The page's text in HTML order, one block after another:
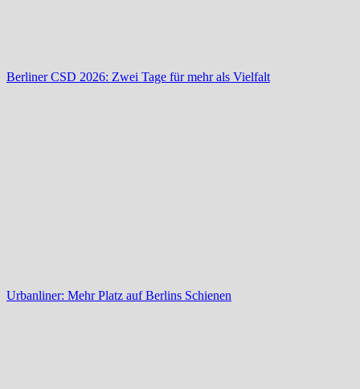
Berliner CSD 2026: Zwei Tage für mehr als Vielfalt
Urbanliner: Mehr Platz auf Berlins Schienen